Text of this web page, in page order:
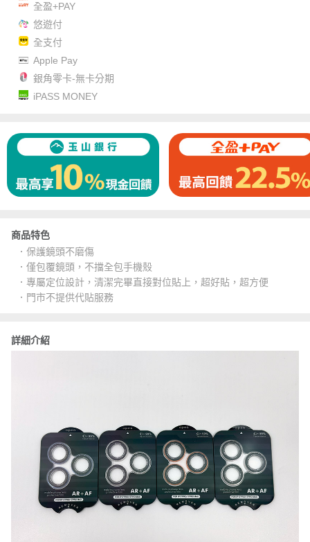
全盈+PAY
悠遊付
全支付
Apple Pay
銀角零卡-無卡分期
iPASS MONEY
商品特色
．保護鏡頭不磨傷
．僅包覆鏡頭，不擋全包手機殼
．專屬定位設計，清潔完畢直接對位貼上，超好貼，超方便
．門市不提供代貼服務
詳細介紹